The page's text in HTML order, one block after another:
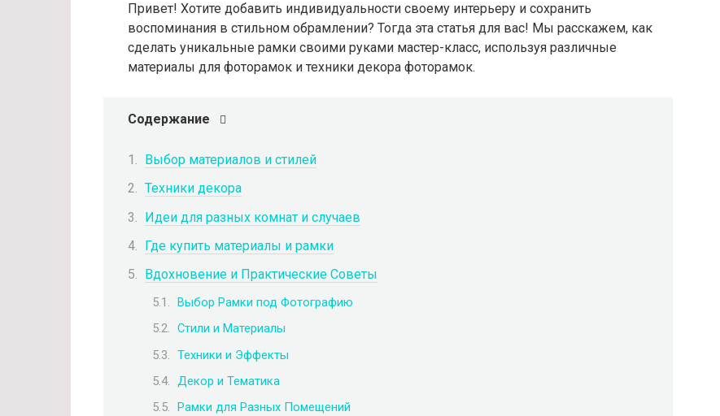
Привет! Хотите добавить индивидуальности своему интерьеру и сохранить
воспоминания в стильном обрамлении? Тогда эта статья для вас! Мы расскажем, как
сделать уникальные рамки своими руками мастер-класс, используя различные
материалы для фоторамок и техники декора фоторамок.
Содержание
Выбор материалов и стилей
Техники декора
Идеи для разных комнат и случаев
Где купить материалы и рамки
Вдохновение и Практические Советы
Выбор Рамки под Фотографию
Стили и Материалы
Техники и Эффекты
Декор и Тематика
Рамки для Разных Помещений